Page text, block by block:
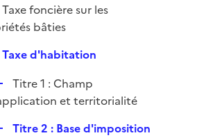
DTaxe foncière sur les
bâties
Taxe d'habitation
D
é
Titre 1 : Champ
et territorialité
Titre 2 : Base d'imposition